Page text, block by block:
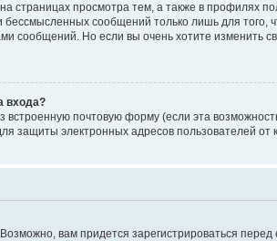
страницах просмотра тем, а также в профилях
сообщений только лишь для
сообщений. Но если вы очень хотите изменить
входа?
встроенную почтовую форму (если эта
защиты электронных адресов пользователей от
вам придется зарегистрироваться